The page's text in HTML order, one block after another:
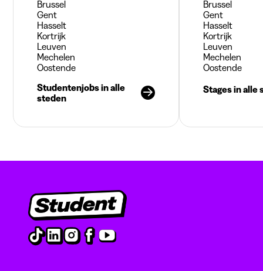
Brussel
Gent
Hasselt
Kortrijk
Leuven
Mechelen
Oostende
Studentenjobs in alle
steden
Brussel
Gent
Hasselt
Kortrijk
Leuven
Mechelen
Oostende
Stages in alle